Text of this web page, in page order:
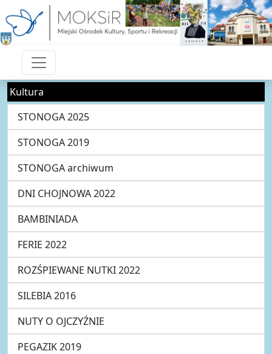
Kultura
STONOGA 2025
STONOGA 2019
STONOGA archiwum
DNI CHOJNOWA 2022
BAMBINIADA
FERIE 2022
ROZŚPIEWANE NUTKI 2022
SILEBIA 2016
NUTY O OJCZYŹNIE
PEGAZIK 2019